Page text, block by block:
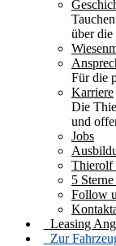
über
Für die
Karriere
Die
und
Jobs
Thierolf
5
Follow
Leasing
Zur